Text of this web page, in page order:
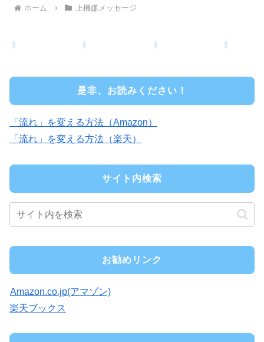
ホーム 上機嫌メッセージ
是非、お読みください！
「流れ」を変える方法（Amazon）
「流れ」を変える方法（楽天）
サイト内検索
お勧めリンク
Amazon.co.jp(アマゾン)
楽天ブックス